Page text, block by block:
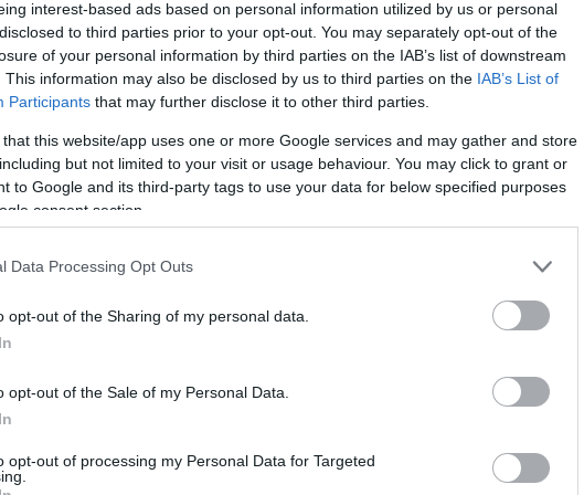
interest-based ads based on personal information utilized by us or personal
to third parties prior to your opt-out. You may separately opt-out of the
of your personal information by third parties on the IAB’s list of downstream
This information may also be disclosed by us to third parties on the IAB’s List of
Participants that may further disclose it to other third parties.
that this website/app uses one or more Google services and may gather and store
but not limited to your visit or usage behaviour. You may click to grant or
to Google and its third-party tags to use your data for below specified purposes
consent section.
Data Processing Opt Outs
opt-out of the Sharing of my personal data.
opt-out of the Sale of my Personal Data.
opt-out of processing my Personal Data for Targeted
και πάλι αγώνα.
Του Δημήτρη Μιναρετζή/
info@eurohoops.net
Αυτή τη φορά επισκέπτεται το Λαύριο
για την Basket League (21/3, 19:15,
ΕΡΤ-3) για το εξ αναβολής παιχνίδι της
επειδή υπήρχε διαρροή στην οροφή
κίνητρο πλέον στην κανονική περίοδο,
την 1η θέση εξασφαλίζοντας το απόλυτο
συνεχίσει το αήττητο σερί του στην